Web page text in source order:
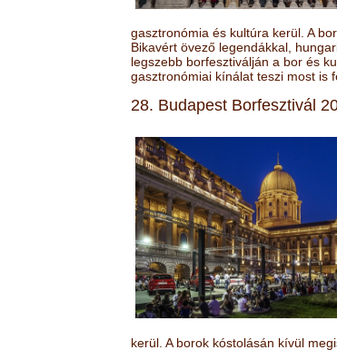
gasztronómia és kultúra kerül. A
Bikavért övező legendákkal,
legszebb borfesztiválján a bor és
gasztronómiai kínálat teszi most is
28. Budapest Borfesztivál
kerül. A borok kóstolásán kívül